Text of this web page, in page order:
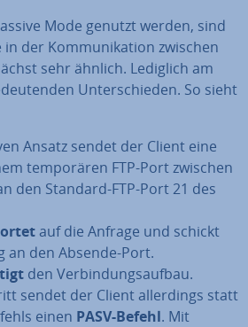
Mode genutzt werden, sind
in der Kom­mu­ni­ka­ti­on zwischen
sehr ähnlich. Lediglich am
Un­ter­schie­den. So sieht
Ansatz sendet der Client eine
tem­po­rä­ren FTP-Port zwischen
den Standard-FTP-Port 21 des
auf die Anfrage und schickt
an den Absende-Port.
den Ver­bin­dungs­auf­bau.
sendet der Client al­ler­dings statt
einen PASV-Befehl. Mit